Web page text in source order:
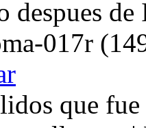
despues
017r
que